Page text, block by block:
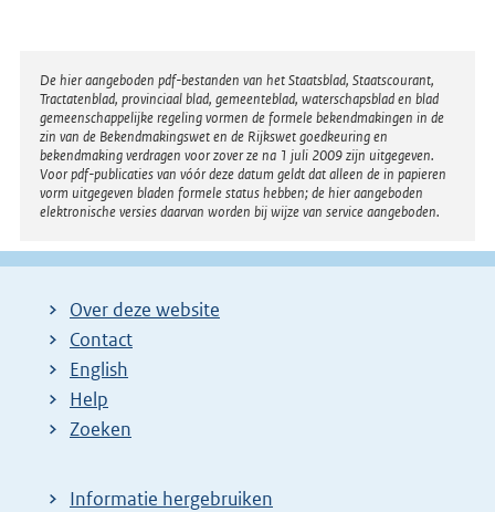
Disclaimer
De hier aangeboden pdf-bestanden van het Staatsblad, Staatscourant,
Tractatenblad, provinciaal blad, gemeenteblad, waterschapsblad en blad
gemeenschappelijke regeling vormen de formele bekendmakingen in de
zin van de Bekendmakingswet en de Rijkswet goedkeuring en
bekendmaking verdragen voor zover ze na 1 juli 2009 zijn uitgegeven.
Voor pdf-publicaties van vóór deze datum geldt dat alleen de in papieren
vorm uitgegeven bladen formele status hebben; de hier aangeboden
elektronische versies daarvan worden bij wijze van service aangeboden.
Over deze website
Contact
English
Help
Zoeken
Informatie hergebruiken